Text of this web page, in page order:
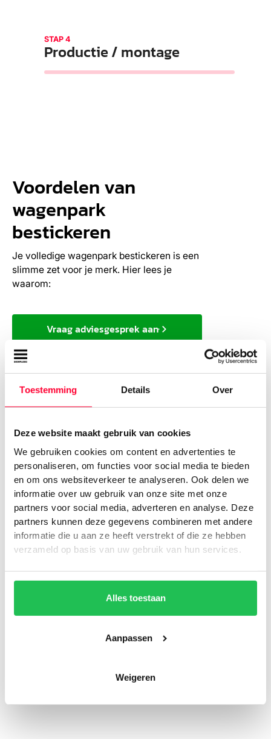
Toestemming Details Over
Deze website maakt gebruik van cookies
We gebruiken cookies om content en advertenties te
personaliseren, om functies voor social media te bieden
en om ons websiteverkeer te analyseren. Ook delen we
informatie over uw gebruik van onze site met onze
partners voor social media, adverteren en analyse. Deze
partners kunnen deze gegevens combineren met andere
informatie die u aan ze heeft verstrekt of die ze hebben
verzameld op basis van uw gebruik van hun services.
Alles toestaan
Aanpassen
Weigeren
STAP 4
Productie / montage
Voordelen van
wagenpark
bestickeren
Je volledige wagenpark bestickeren is een
slimme zet voor je merk. Hier lees je
waarom:
Vraag adviesgesprek aan
1.Consistente merkuitstraling
Met dezelfde bestickering op al je voertuigen
betrouwbaarheid uit naar je klanten.
2.Extra veel zichtbaarheid
Hoe groter je wagenpark, hoe meer
zichtbaarheid je hebt op de weg. Je creëert
als het ware een rijdende reclamecampagne.
Slimme investering
Wagenpark bestickering is een eenmalige
investering die jarenlang meegaat. Zonder
doorlopende kosten blijf je dagelijks